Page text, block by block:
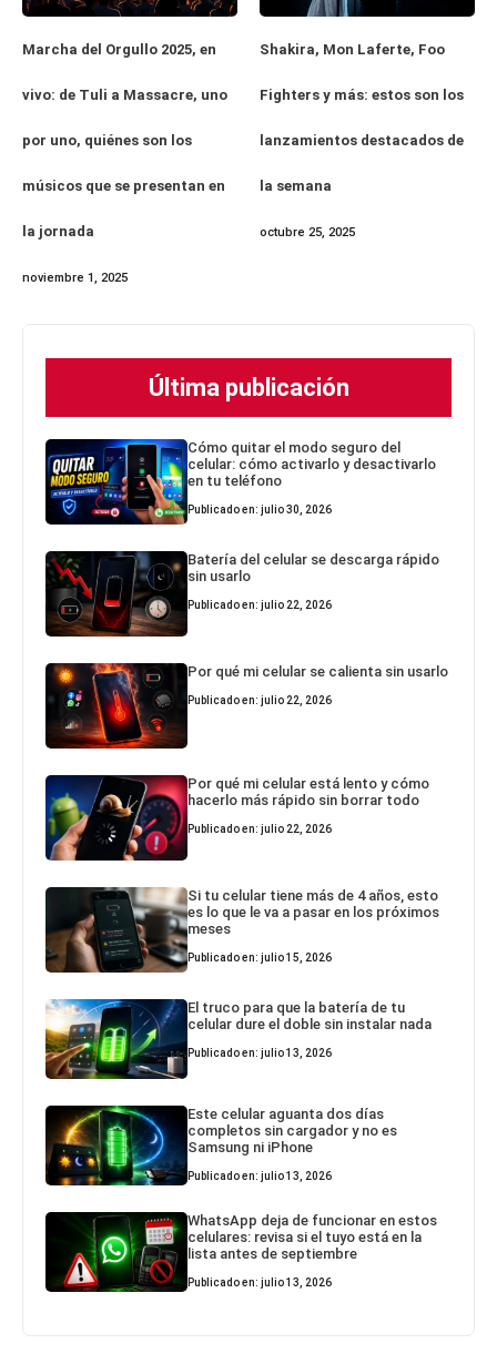
Marcha del Orgullo 2025, en
vivo: de Tuli a Massacre, uno
por uno, quiénes son los
músicos que se presentan en
la jornada
noviembre 1, 2025
Shakira, Mon Laferte, Foo
Fighters y más: estos son los
lanzamientos destacados de
la semana
octubre 25, 2025
Última publicación
Cómo quitar el modo seguro del
celular: cómo activarlo y desactivarlo
en tu teléfono
Publicado en: julio 30, 2026
Batería del celular se descarga rápido
sin usarlo
Publicado en: julio 22, 2026
Por qué mi celular se calienta sin usarlo
Publicado en: julio 22, 2026
Por qué mi celular está lento y cómo
hacerlo más rápido sin borrar todo
Publicado en: julio 22, 2026
Si tu celular tiene más de 4 años, esto
es lo que le va a pasar en los próximos
meses
Publicado en: julio 15, 2026
El truco para que la batería de tu
celular dure el doble sin instalar nada
Publicado en: julio 13, 2026
Este celular aguanta dos días
completos sin cargador y no es
Samsung ni iPhone
Publicado en: julio 13, 2026
WhatsApp deja de funcionar en estos
celulares: revisa si el tuyo está en la
lista antes de septiembre
Publicado en: julio 13, 2026